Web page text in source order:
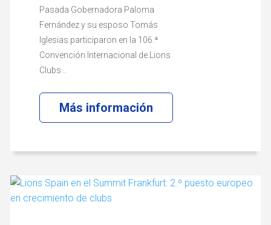
Pasada Gobernadora Paloma
Fernández y su esposo Tomás
Iglesias participaron en la 106.ª
Convención Internacional de Lions
Clubs...
Más información